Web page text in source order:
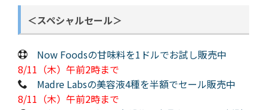
＜スペシャルセール＞
Now Foodsの甘味料を1ドルでお試し販売中
8/11（木）午前2時まで
Madre Labsの美容液4種を半額でセール販売中
8/11（木）午前2時まで